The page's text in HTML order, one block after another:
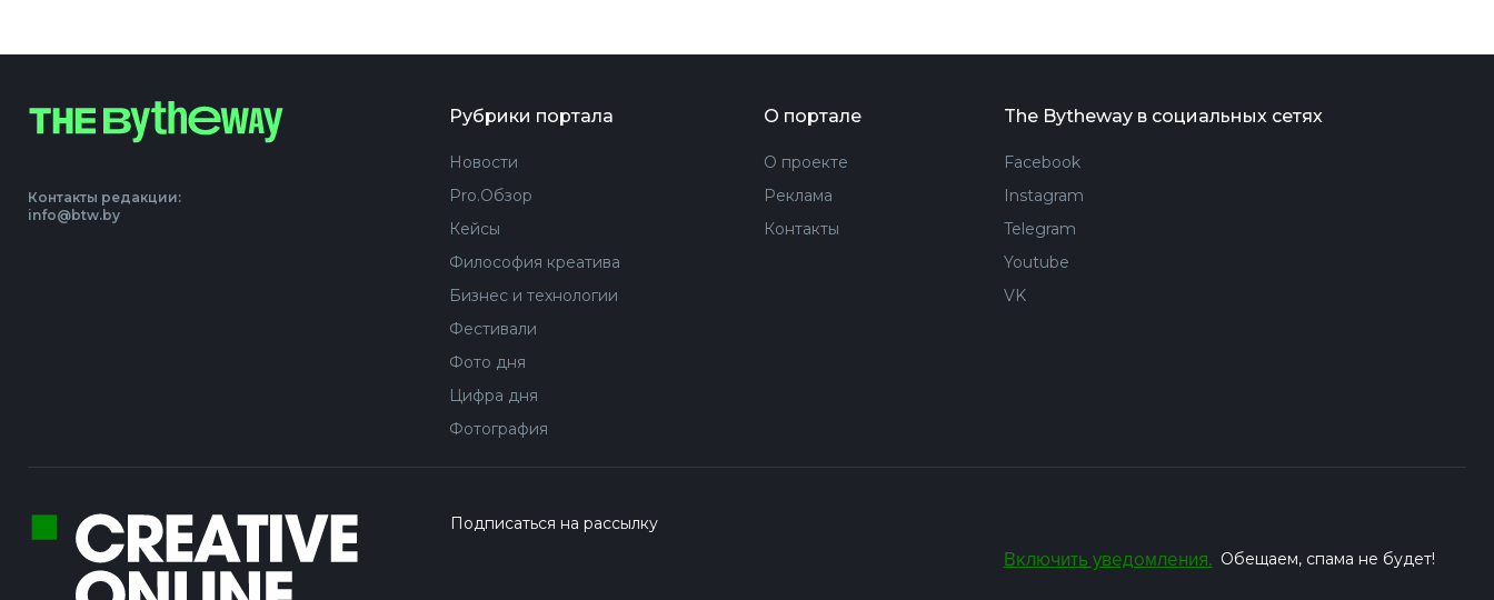
Контакты редакции:
info@btw.by
Рубрики портала
Новости
Pro.Обзор
Кейсы
Философия креатива
Бизнес и технологии
Фестивали
Фото дня
Цифра дня
Фотография
О портале
О проекте
Реклама
Контакты
The Bytheway в социальных сетях
Facebook
Instagram
Telegram
Youtube
VK
Подписаться на рассылку
Включить уведомления. Обещаем, спама не будет!